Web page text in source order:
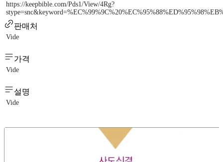
https://keepbible.com/Pds1/View/4Rg?
판매처
Vide
가격
Vide
설명
Vide